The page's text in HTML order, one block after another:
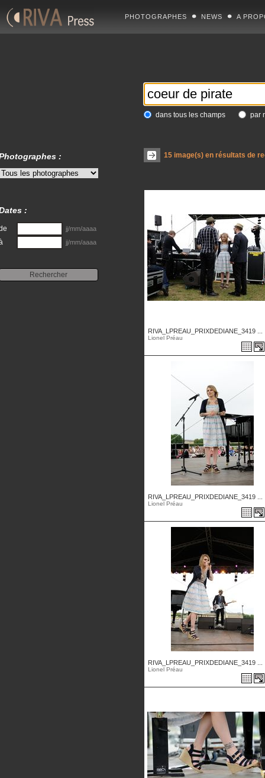
PHOTOGRAPHES NEWS A
dans tous les champs par
15image(s) en résultats de
RIVA_LPREAU_PRIXDEDIANE_3419 ...
Lionel Préau
RIVA_LPREAU_PRIXDEDIANE_3419 ...
Lionel Préau
RIVA_LPREAU_PRIXDEDIANE_3419 ...
Lionel Préau
:
:
jj/mm/aaaa
jj/mm/aaaa